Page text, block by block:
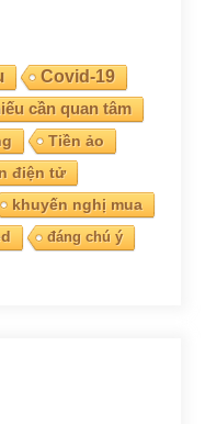
Covid-19
cần quan tâm
Tiền ảo
điện tử
khuyến nghị mua
đáng chú ý